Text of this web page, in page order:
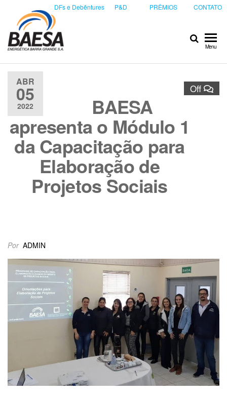
DFs e Debêntures P&D PRÊMIOS CONTATO
Menu
ABR
05
2022
Off
BAESA
apresenta o Módulo 1
da Capacitação para
Elaboração de
Projetos Sociais
Por ADMIN